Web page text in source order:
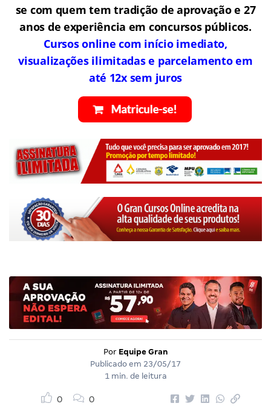
se com quem tem tradição de aprovação e 27
anos de experiência em concursos públicos.
Cursos online com início imediato,
visualizações ilimitadas e parcelamento em
até 12x sem juros
Por Equipe Gran
Publicado em 23/05/17
1 min. de leitura
0 0